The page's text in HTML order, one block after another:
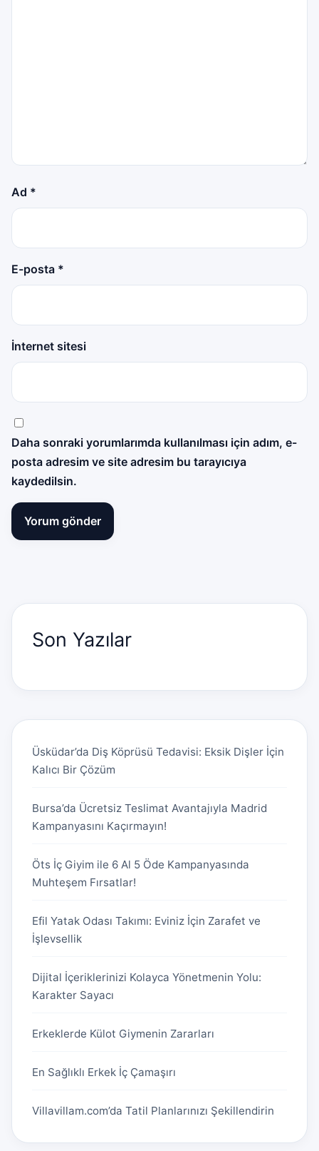
Ad *
E-posta *
İnternet sitesi
Daha sonraki yorumlarımda kullanılması için adım, e-
posta adresim ve site adresim bu tarayıcıya
kaydedilsin.
Son Yazılar
Üsküdar’da Diş Köprüsü Tedavisi: Eksik Dişler İçin
Kalıcı Bir Çözüm
Bursa’da Ücretsiz Teslimat Avantajıyla Madrid
Kampanyasını Kaçırmayın!
Öts İç Giyim ile 6 Al 5 Öde Kampanyasında
Muhteşem Fırsatlar!
Efil Yatak Odası Takımı: Eviniz İçin Zarafet ve
İşlevsellik
Dijital İçeriklerinizi Kolayca Yönetmenin Yolu:
Karakter Sayacı
Erkeklerde Külot Giymenin Zararları
En Sağlıklı Erkek İç Çamaşırı
Villavillam.com’da Tatil Planlarınızı Şekillendirin